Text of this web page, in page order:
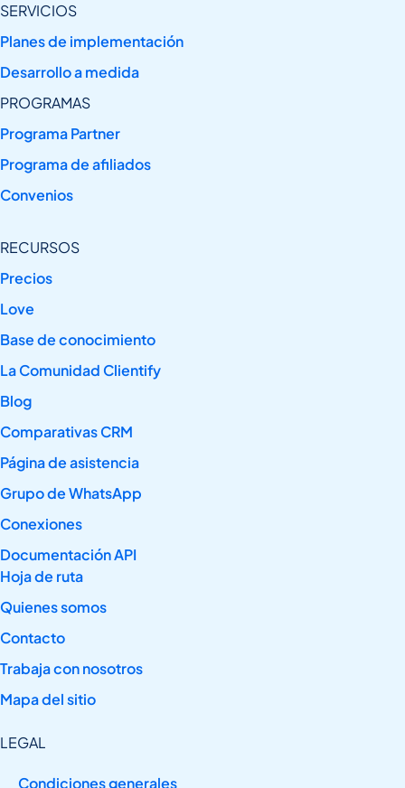
SERVICIOS
Planes de implementación
Desarrollo a medida
PROGRAMAS
Programa Partner
Programa de afiliados
Convenios
RECURSOS
Precios
Love
Base de conocimiento
La Comunidad Clientify
Blog
Comparativas CRM
Página de asistencia
Grupo de WhatsApp
Conexiones
Documentación API
Hoja de ruta
Quienes somos
Contacto
Trabaja con nosotros
Mapa del sitio
LEGAL
Condiciones generales